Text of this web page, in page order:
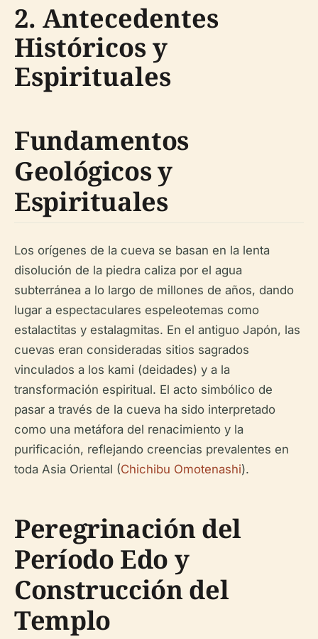
2. Antecedentes
Históricos y
Espirituales
Fundamentos
Geológicos y
Espirituales
Los orígenes de la cueva se basan en la lenta
disolución de la piedra caliza por el agua
subterránea a lo largo de millones de años, dando
lugar a espectaculares espeleotemas como
estalactitas y estalagmitas. En el antiguo Japón, las
cuevas eran consideradas sitios sagrados
vinculados a los kami (deidades) y a la
transformación espiritual. El acto simbólico de
pasar a través de la cueva ha sido interpretado
como una metáfora del renacimiento y la
purificación, reflejando creencias prevalentes en
toda Asia Oriental (Chichibu Omotenashi).
Peregrinación del
Período Edo y
Construcción del
Templo